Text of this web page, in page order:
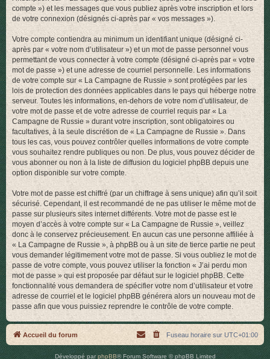
compte ») et les messages que vous publiez après votre inscription et lors
de votre connexion (désignés ci-après par « vos messages »).
Votre compte contiendra au minimum un identifiant unique (désigné ci-
après par « votre nom d’utilisateur ») et un mot de passe personnel vous
permettant de vous connecter à votre compte (désigné ci-après par « votre
mot de passe ») et une adresse de courriel personnelle. Les informations
de votre compte sur « La Campagne de Russie » sont protégées par les
lois de protection des données applicables dans le pays qui héberge notre
serveur. Toutes les informations, en-dehors de votre nom d’utilisateur, de
votre mot de passe et de votre adresse de courriel requis par « La
Campagne de Russie » durant votre inscription, sont obligatoires ou
facultatives, à la seule discrétion de « La Campagne de Russie ». Dans
tous les cas, vous pouvez contrôler quelles informations de votre compte
vous souhaitez rendre publiques ou non. De plus, vous pouvez décider de
vous abonner ou non à la liste de diffusion du logiciel phpBB depuis une
option disponible sur votre compte.
Votre mot de passe est chiffré (par un chiffrage à sens unique) afin qu’il soit
sécurisé. Cependant, il est recommandé de ne pas utiliser le même mot de
passe sur plusieurs sites internet différents. Votre mot de passe est le
moyen d’accès à votre compte sur « La Campagne de Russie », veillez
donc à le conservez précieusement. En aucun cas une personne affiliée à
« La Campagne de Russie », à phpBB ou à un site de tierce partie ne peut
vous demander légitimement votre mot de passe. Si vous oubliez le mot de
passe de votre compte, vous pouvez utiliser la fonction « J’ai perdu mon
mot de passe » qui est proposée par défaut sur le logiciel phpBB. Cette
fonctionnalité vous demandera de spécifier votre nom d’utilisateur et votre
adresse de courriel et le logiciel phpBB générera alors un nouveau mot de
passe afin que vous puissiez reprendre le contrôle de votre compte.
Accueil du forum Fuseau horaire sur UTC+01:00
Développé parphpBB® Forum Software © phpBB Limited